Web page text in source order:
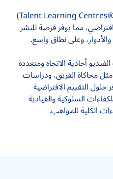
يتم تقديم مراكز تعلم المواهب (®Talent Learning Centres)
مما يوفر فرصة للنشر
وعلى نطاق واسع.
أحادية الاتجاه ومتعددة
محاكاة الفريق، ودراسات
حلول التقييم الافتراضية
السلوكية والقيادية
الكلية للمواهب.